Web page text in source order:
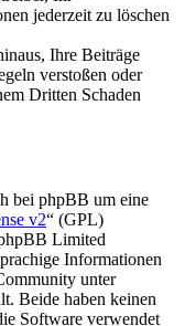
jederzeit zu löschen
Ihre Beiträge
verstoßen oder
Dritten Schaden
bei phpBB um eine
v2“ (GPL)
Limited
Informationen
unter
Beide haben keinen
Software verwendet